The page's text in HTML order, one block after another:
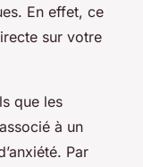
En effet, ce
sur votre
que les
à un
Par